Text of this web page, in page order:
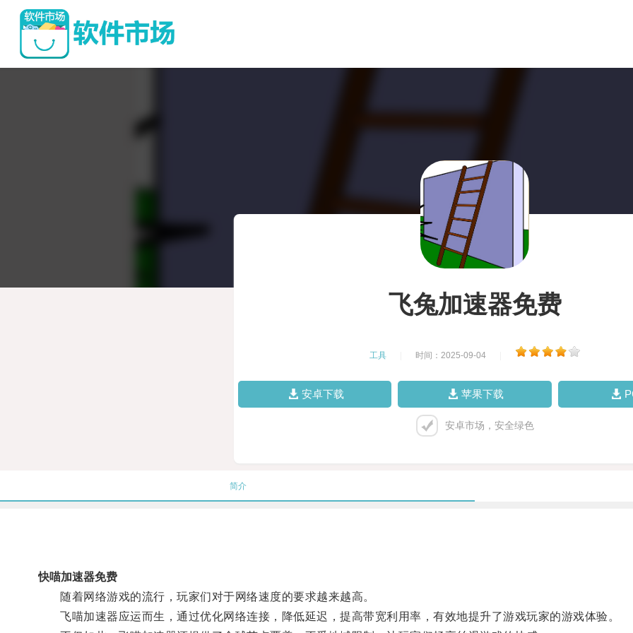
飞兔加速器免费
工具 时间：2025-09-04
安卓下载 苹果下载
安卓市场，安全绿色
简介
快喵加速器免费
随着网络游戏的流行，玩家们对于网络速度的要求越来越高。
飞喵加速器应运而生，通过优化网络连接，降低延迟，提高带宽利用率，有效地提升了游戏玩家的游戏体验。